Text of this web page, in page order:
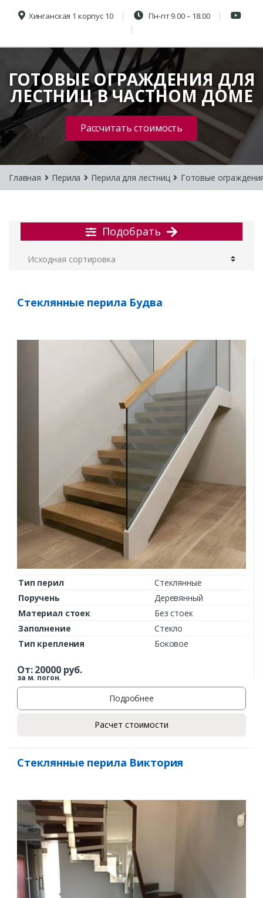
Хинганская 1 корпус 10 Пн-пт 9.00 – 18.00
ГОТОВЫЕ ОГРАЖДЕНИЯ ДЛЯ
ЛЕСТНИЦ В ЧАСТНОМ ДОМЕ
Рассчитать стоимость
Главная Перила Перила для лестниц Готовые
Подобрать
Стеклянные перила Будва
Тип перил
Стеклянные
Поручень
Деревянный
Материал стоек
Без стоек
Заполнение
Стекло
Тип крепления
Боковое
От:20000руб.
за м. погон.
Подробнее
Расчет стоимости
Стеклянные перила Виктория